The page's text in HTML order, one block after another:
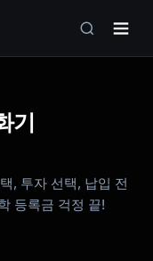
기
, 투자 선택, 납입 전
등록금 걱정 끝!